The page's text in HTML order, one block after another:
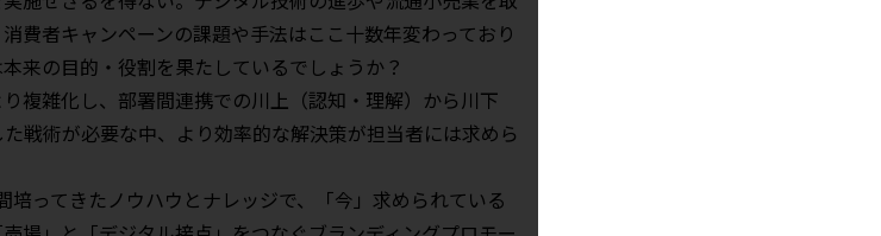
費者キャンペーンの課題や手法はここ十数年変わっており
来の目的・役割を果たしているでしょうか？
複雑化し、部署間連携での川上（認知・理解）から川下
戦術が必要な中、より効率的な解決策が担当者には求めら
培ってきたノウハウとナレッジで、「今」求められている